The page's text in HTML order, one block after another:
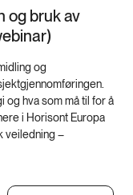
og bruk av
og
og hva som må til for å
i Horisont Europa
veiledning –